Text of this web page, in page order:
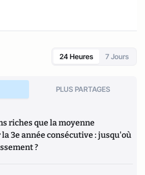
et Australie. Il est aussi
référence sur les produits dérivés et
24 Heures 7 Jours
PLUS PARTAGES
riches que la moyenne
3e année consécutive : jusqu'où
?